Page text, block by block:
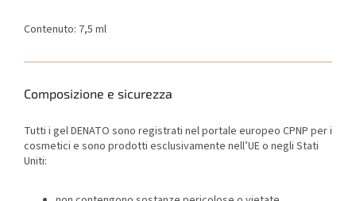
Contenuto: 7,5 ml
Composizione e sicurezza
Tutti i gel DENATO sono registrati nel portale europeo CPNP per i
cosmetici e sono prodotti esclusivamente nell’UE o negli Stati
Uniti: